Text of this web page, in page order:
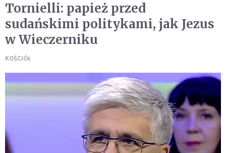
Tornielli: papież przed
sudańskimi politykami, jak Jezus
w Wieczerniku
KOŚCIÓŁ